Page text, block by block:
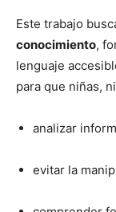
Este trabajo
conocimiento,
lenguaje
para que niñas,
analizar
evitar la